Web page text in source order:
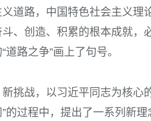
道路，中国特色社会主义理
、创造、积累的根本成就，
路之争”画上了句号。
挑战，以习近平同志为核心
”的过程中，提出了一系列新